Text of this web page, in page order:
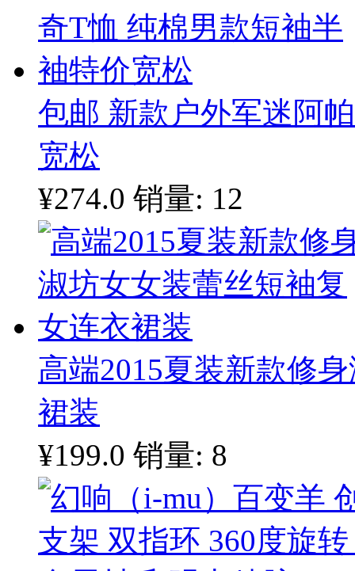
包邮 新款户外军迷阿
宽松
¥274.0 销量: 12
高端2015夏装新款修
裙装
¥199.0 销量: 8